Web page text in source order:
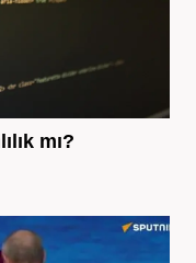
mı?